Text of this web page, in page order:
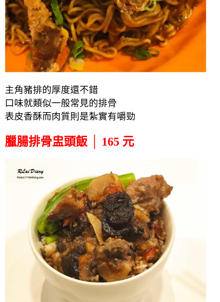
主角豬排的厚度還不錯
口味就類似一般常見的排骨
表皮香酥而肉質則是紮實有嚼勁
臘腸排骨盅頭飯 │ 165 元